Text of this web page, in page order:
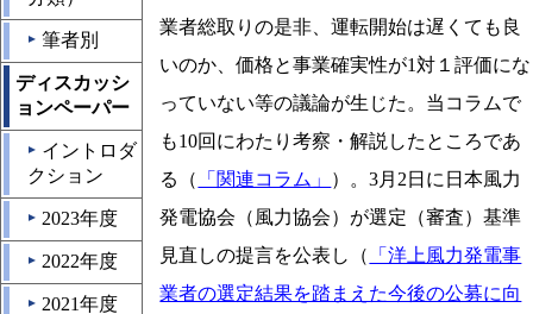
▲ 筆者別
ディスカッシ
ョンペーパー
▲ イントロダ
クション
▲ 2023年度
▲ 2022年度
▲ 2021年度
業者総取りの是非、運転開始は遅くても良
いのか、価格と事業確実性が1対１評価にな
っていない等の議論が生じた。当コラムで
も10回にわたり考察・解説したところであ
る（
「関連コラム」 ）。3月2日に日本風力
発電協会（風力協会）が選定（審査）基準
見直しの提言を公表し（
「洋上風力発電事
業者の選定結果を踏まえた今後の公募に向